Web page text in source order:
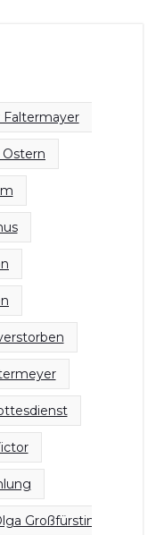
Großfürstin Russland